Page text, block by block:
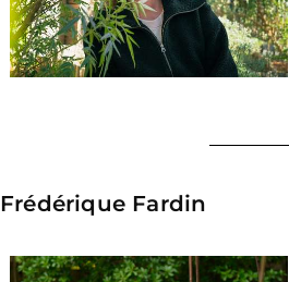
Frédérique Fardin​